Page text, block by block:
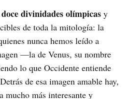
doce divinidades olímpicas y
de toda la mitología: la
nunca hemos leído a
—la de Venus, su nombre
lo que Occidente entiende
de esa imagen amable hay,
mucho más interesante y